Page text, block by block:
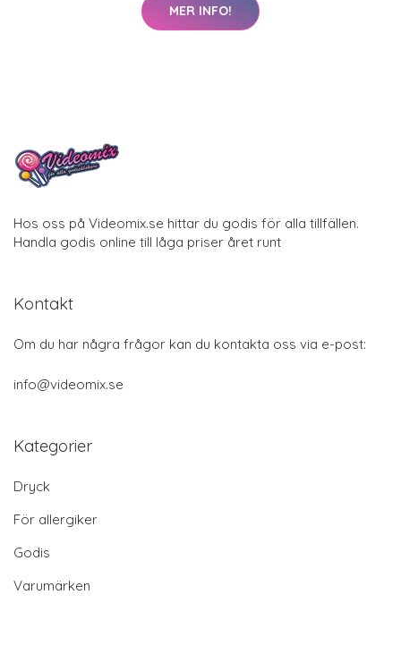
MER INFO!
Hos oss på Videomix.se hittar du godis för alla tillfällen.
Handla godis online till låga priser året runt
Kontakt
Om du har några frågor kan du kontakta oss via e-post:
info@videomix.se
Kategorier
Dryck
För allergiker
Godis
Varumärken